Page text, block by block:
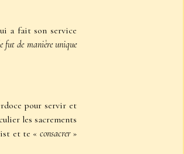
a fait son service
fut de manière unique
pour servir et
les sacrements
et te « consacrer»